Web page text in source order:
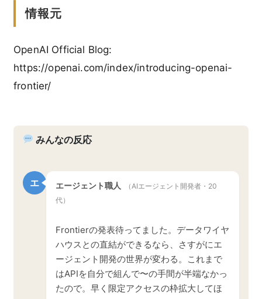
情報元
OpenAI Official Blog:
https://openai.com/index/introducing-openai-
frontier/
みんなの反応
エ エージェント職人
（AIエージェント開発者・20
代）
Frontierの発表待ってました。データワイヤ
ハウスとの直結ができるなら、さすがにエ
ージェント開発の世界が変わる。これまで
はAPIを自分で組んで〜の手間が半端なかっ
たので。早く限定アクセスの枠拡大してほ